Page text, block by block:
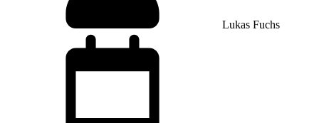
Lukas Fuchs